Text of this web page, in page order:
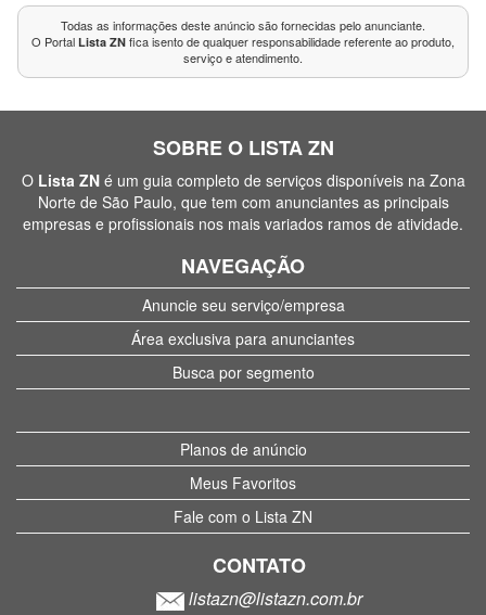
Todas as informações deste anúncio são fornecidas pelo anunciante.
O Portal Lista ZN fica isento de qualquer responsabilidade referente ao produto,
serviço e atendimento.
SOBRE O LISTA ZN
O Lista ZNé um guia completo de serviços disponíveis na Zona
Norte de São Paulo, que tem com anunciantes as principais
empresas e profissionais nos mais variados ramos de atividade.
NAVEGAÇÃO
Anuncie seu serviço/empresa
Área exclusiva para anunciantes
Busca por segmento
Planos de anúncio
Meus Favoritos
Fale com o Lista ZN
CONTATO
listazn@listazn.com.br